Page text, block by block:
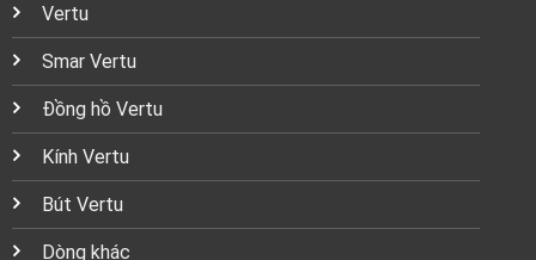
Vertu
Smar Vertu
Đồng hồ Vertu
Kính Vertu
Bút Vertu
Dòng khác